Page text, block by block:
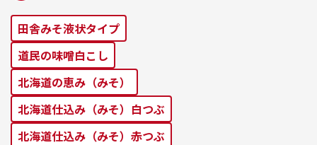
田舎みそ液状タイプ
道⺠の味噌⽩こし
北海道の恵み（みそ）
北海道仕込み（みそ）⽩つぶ
北海道仕込み（みそ）⾚つぶ